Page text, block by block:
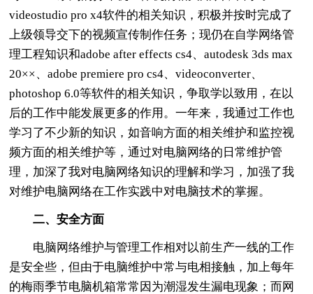
videostudio pro x4软件的相关知识，积极并按时完成了
上级领导交下的视频宣传制作任务；现仍在自学网络管
理工程知识和adobe after effects cs4、autodesk 3ds max
20××、adobe premiere pro cs4、videoconverter、
photoshop 6.0等软件的相关知识，争取学以致用，在以
后的工作中能发展更多的作用。一年来，我通过工作也
学习了不少新的知识，如音响方面的相关维护和监控视
频方面的相关维护等，通过对电脑网络的日常维护管
理，加深了我对电脑网络知识的理解和学习，加强了我
对维护电脑网络在工作实践中对电脑技术的掌握。
二、安全方面
电脑网络维护与管理工作相对以前生产一线的工作
是安全些，但由于电脑维护中常与电相接触，加上每年
的梅雨季节电脑机箱常常因为潮湿发生漏电现象；而网